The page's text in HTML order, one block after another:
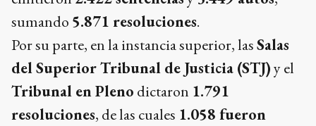
sumando 5.871 resoluciones.
Por su parte, en la instancia superior, lasSalas
del Superior Tribunal de Justicia (STJ)y el
Tribunal en Pleno dictaron 1.791
resoluciones, de las cuales 1.058 fueron